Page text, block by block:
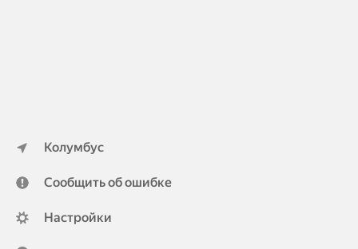
Колумбус
Сообщить об ошибке
Настройки